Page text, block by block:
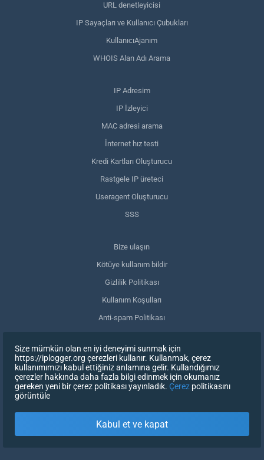
URL denetleyicisi
IP Sayaçları ve Kullanıcı Çubukları
KullanıcıAjanım
WHOIS Alan Adı Arama
IP Adresim
IP İzleyici
MAC adresi arama
İnternet hız testi
Kredi Kartları Oluşturucu
Rastgele IP üreteci
Useragent Oluşturucu
SSS
Bize ulaşın
Kötüye kullanım bildir
Gizlilik Politikası
Kullanım Koşulları
Anti-spam Politikası
Verilerimi sil
Onayınızı geri çekin
OTURUM AÇ
Size mümkün olan en iyi deneyimi sunmak için
https://iplogger.org çerezleri kullanır. Kullanmak, çerez
kullanımımızı kabul ettiğiniz anlamına gelir. Kullandığımız
çerezler hakkında daha fazla bilgi edinmek için okumanız
gereken yeni bir çerez politikası yayınladık. Çerez politikasını
görüntüle
Kabul et ve kapat